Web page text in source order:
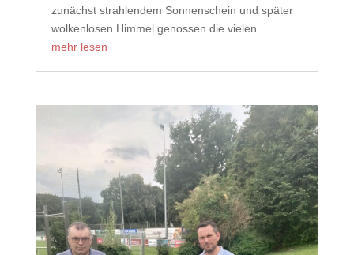
zunächst strahlendem Sonnenschein und später
wolkenlosen Himmel genossen die vielen...
mehr lesen